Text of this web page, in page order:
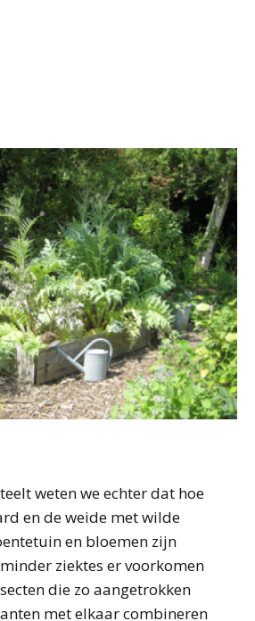
weten we echter dat hoe
en de weide met wilde
en bloemen zijn
ziektes er voorkomen
die zo aangetrokken
met elkaar combineren